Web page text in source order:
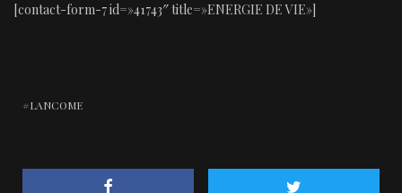
[contact-form-7 id=»41743″ title=»ENERGIE DE VIE»]
LANCOME